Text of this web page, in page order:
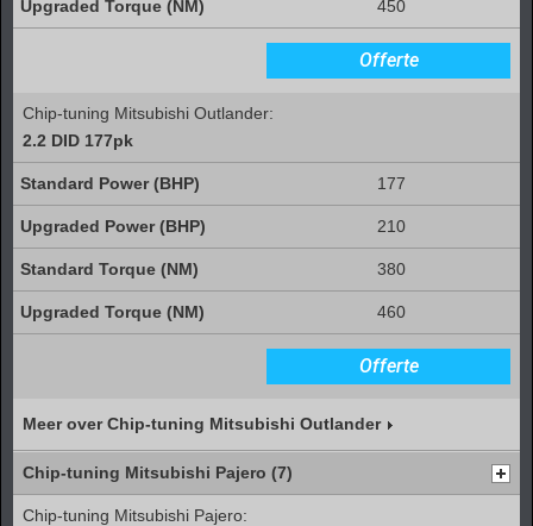
450
Offerte
Chip-tuning Mitsubishi Outlander:
2.2 DID 177pk
177
210
380
460
Offerte
Meer over Chip-tuning Mitsubishi Outlander
Chip-tuning Mitsubishi Pajero (7)
Chip-tuning Mitsubishi Pajero: